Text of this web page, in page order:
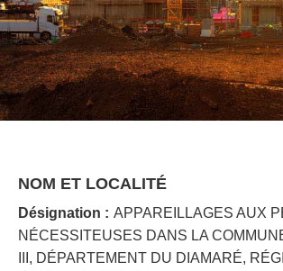
NOM ET LOCALITÉ
Désignation : APPAREILLAGES AUX
NÉCESSITEUSES DANS LA
III, DÉPARTEMENT DU DIAMARÉ,